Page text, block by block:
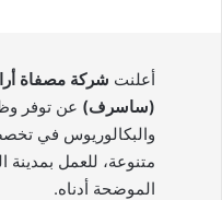
أعلنت شركة مصفاة
(ساسرف) عن توفر
والبكالوريوس في
متنوعة، للعمل بمدينة
الموضحة أدناه.